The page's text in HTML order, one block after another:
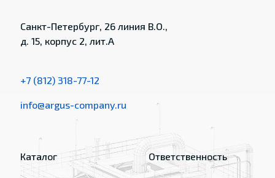
Санкт-Петербург, 26 линия В.О.,
д. 15, корпус 2, лит.А
+7 (812) 318-77-12
info@argus-company.ru
Каталог Ответственность